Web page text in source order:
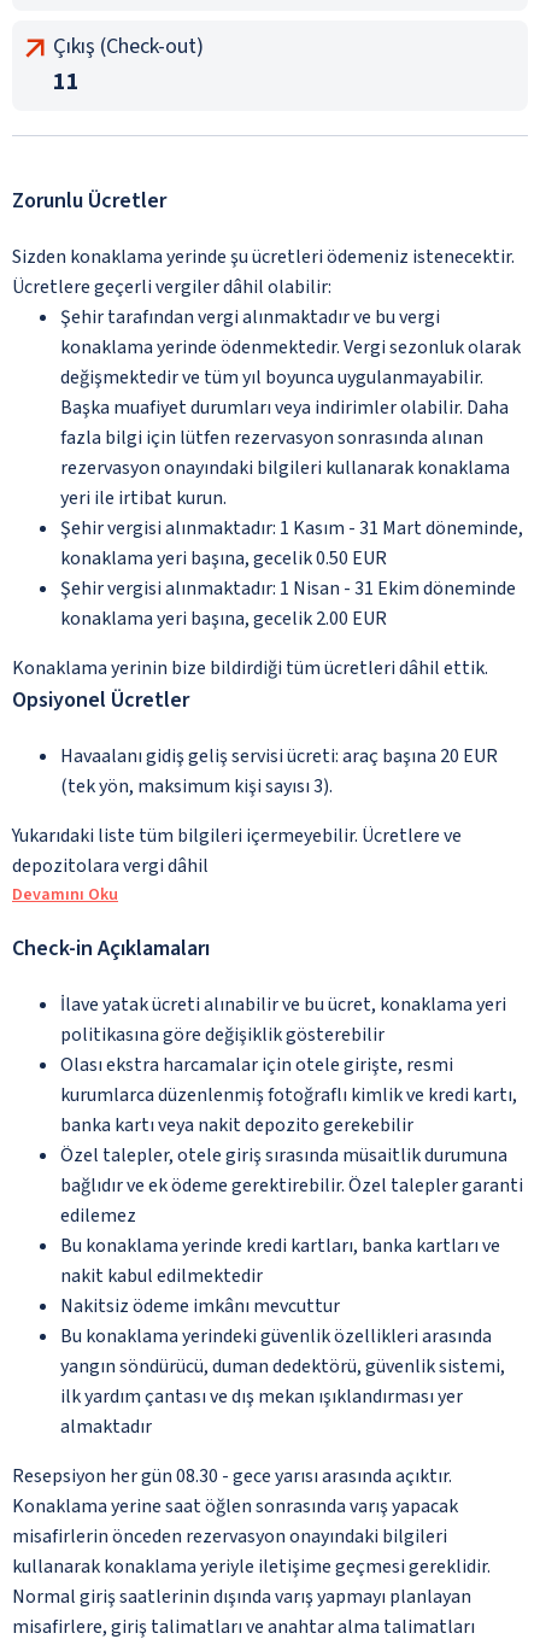
Çıkış (Check-out)
11
Zorunlu Ücretler
Sizden konaklama yerinde şu ücretleri ödemeniz istenecektir.
Ücretlere geçerli vergiler dâhil olabilir:
Şehir tarafından vergi alınmaktadır ve bu vergi
konaklama yerinde ödenmektedir. Vergi sezonluk olarak
değişmektedir ve tüm yıl boyunca uygulanmayabilir.
Başka muafiyet durumları veya indirimler olabilir. Daha
fazla bilgi için lütfen rezervasyon sonrasında alınan
rezervasyon onayındaki bilgileri kullanarak konaklama
yeri ile irtibat kurun.
Şehir vergisi alınmaktadır: 1 Kasım - 31 Mart döneminde,
konaklama yeri başına, gecelik 0.50 EUR
Şehir vergisi alınmaktadır: 1 Nisan - 31 Ekim döneminde
konaklama yeri başına, gecelik 2.00 EUR
Konaklama yerinin bize bildirdiği tüm ücretleri dâhil ettik.
Opsiyonel Ücretler
Havaalanı gidiş geliş servisi ücreti: araç başına 20 EUR
(tek yön, maksimum kişi sayısı 3).
Yukarıdaki liste tüm bilgileri içermeyebilir. Ücretlere ve
depozitolara vergi dâhil
Devamını Oku
Check-in Açıklamaları
İlave yatak ücreti alınabilir ve bu ücret, konaklama yeri
politikasına göre değişiklik gösterebilir
Olası ekstra harcamalar için otele girişte, resmi
kurumlarca düzenlenmiş fotoğraflı kimlik ve kredi kartı,
banka kartı veya nakit depozito gerekebilir
Özel talepler, otele giriş sırasında müsaitlik durumuna
bağlıdır ve ek ödeme gerektirebilir. Özel talepler garanti
edilemez
Bu konaklama yerinde kredi kartları, banka kartları ve
nakit kabul edilmektedir
Nakitsiz ödeme imkânı mevcuttur
Bu konaklama yerindeki güvenlik özellikleri arasında
yangın söndürücü, duman dedektörü, güvenlik sistemi,
ilk yardım çantası ve dış mekan ışıklandırması yer
almaktadır
Resepsiyon her gün 08.30 - gece yarısı arasında açıktır.
Konaklama yerine saat öğlen sonrasında varış yapacak
misafirlerin önceden rezervasyon onayındaki bilgileri
kullanarak konaklama yeriyle iletişime geçmesi gereklidir.
Normal giriş saatlerinin dışında varış yapmayı planlayan
misafirlere, giriş talimatları ve anahtar alma talimatları